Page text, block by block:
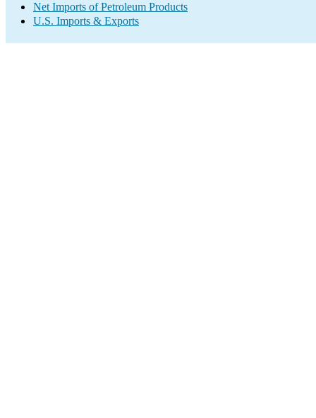
Net Imports of Petroleum Products
U.S. Imports & Exports